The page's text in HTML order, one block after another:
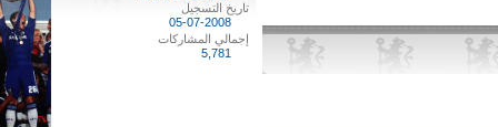
تاريخ التسجيل
05-07-2008
إجمالي المشاركات
5,781